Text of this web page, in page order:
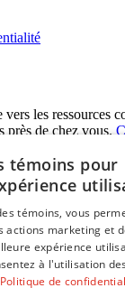
les ressources
près de chez vous.
témoins pour
témoins, vous
actions marketing et
expérience
à l'utilisation
de